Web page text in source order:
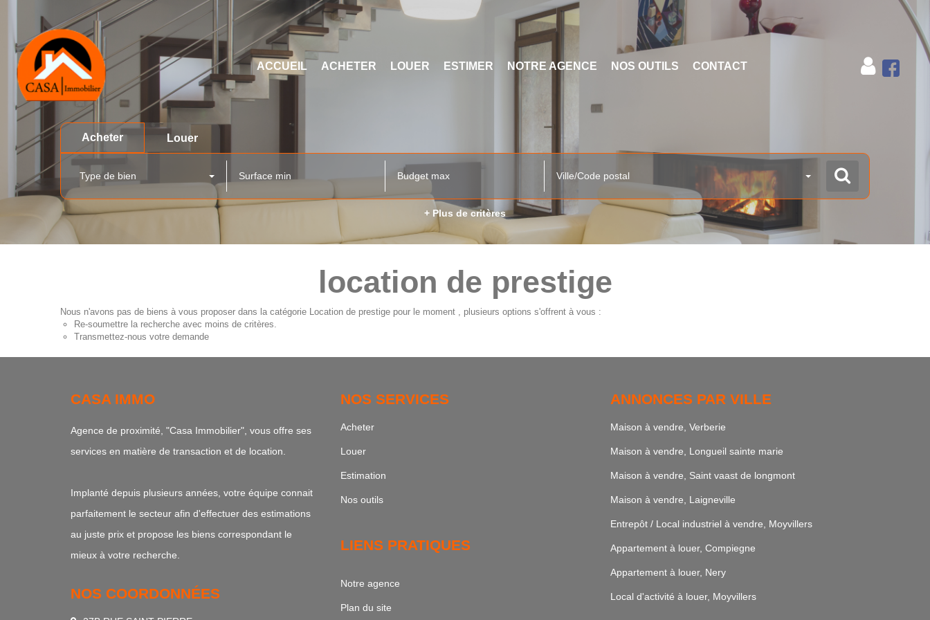
ACCUEIL ACHETER LOUER ESTIMER NOTRE AGENCE NOS OUTILS CONTACT
Acheter Louer
Type de bien Ville/Code postal
+ Plus de critères
location de prestige
Nous n'avons pas de biens à vous proposer dans la catégorie Location de prestige pour le moment , plusieurs options s'offrent à vous :
Re-soumettre la recherche avec moins de critères.
Transmettez-nous votre demande
CASA IMMO
Agence de proximité, "Casa Immobilier", vous offre ses
services en matière de transaction et de location.
Implanté depuis plusieurs années, votre équipe connait
parfaitement le secteur afin d'effectuer des estimations
au juste prix et propose les biens correspondant le
mieux à votre recherche.
NOS COORDONNÉES
NOS SERVICES
Acheter
Louer
Estimation
Nos outils
LIENS PRATIQUES
Notre agence
Plan du site
ANNONCES PAR VILLE
Maison à vendre, Verberie
Maison à vendre, Longueil sainte marie
Maison à vendre, Saint vaast de longmont
Maison à vendre, Laigneville
Entrepôt / Local industriel à vendre, Moyvillers
Appartement à louer, Compiegne
Appartement à louer, Nery
Local d'activité à louer, Moyvillers